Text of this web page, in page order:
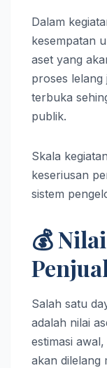
Dalam
kesempatan
aset yang
proses lelang
terbuka
publik.
Skala
keseriusan
sistem
💰
Salah satu
adalah nilai
estimasi
akan dilelang